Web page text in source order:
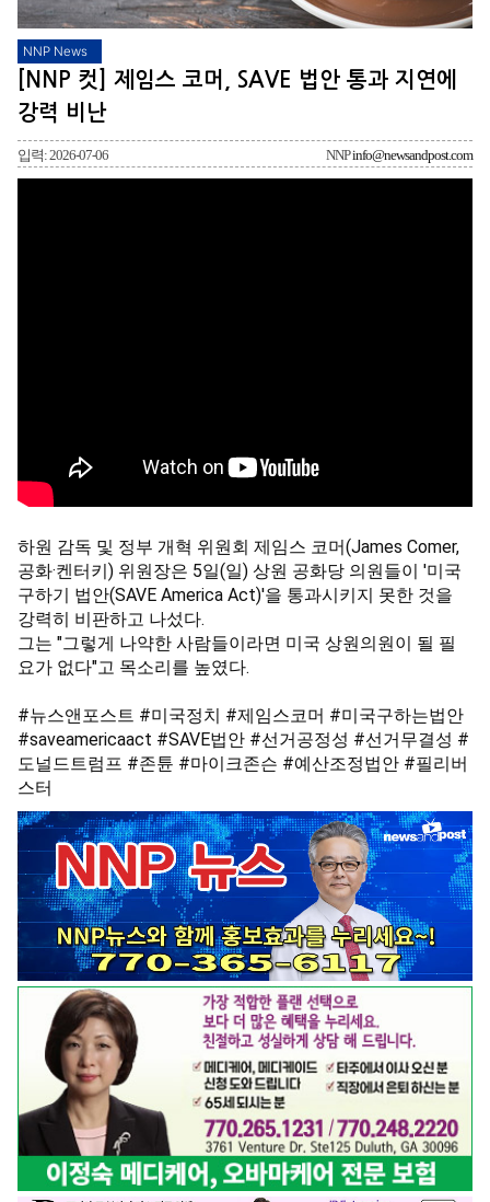
NNP News
[NNP 컷] 제임스 코머, SAVE 법안 통과 지연에
강력 비난
입력: 2026-07-06 NNPinfo@newsandpost.com
하원 감독 및 정부 개혁 위원회 제임스 코머(James Comer,
공화·켄터키) 위원장은 5일(일) 상원 공화당 의원들이 '미국
구하기 법안(SAVE America Act)'을 통과시키지 못한 것을
강력히 비판하고 나섰다.
그는 "그렇게 나약한 사람들이라면 미국 상원의원이 될 필
요가 없다"고 목소리를 높였다.
#뉴스앤포스트 #미국정치 #제임스코머 #미국구하는법안
#saveamericaact #SAVE법안 #선거공정성 #선거무결성 #
도널드트럼프 #존튠 #마이크존슨 #예산조정법안 #필리버
스터